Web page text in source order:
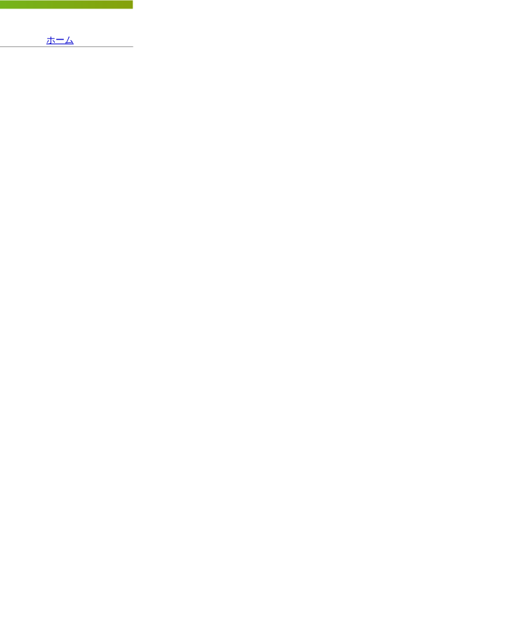
ホーム